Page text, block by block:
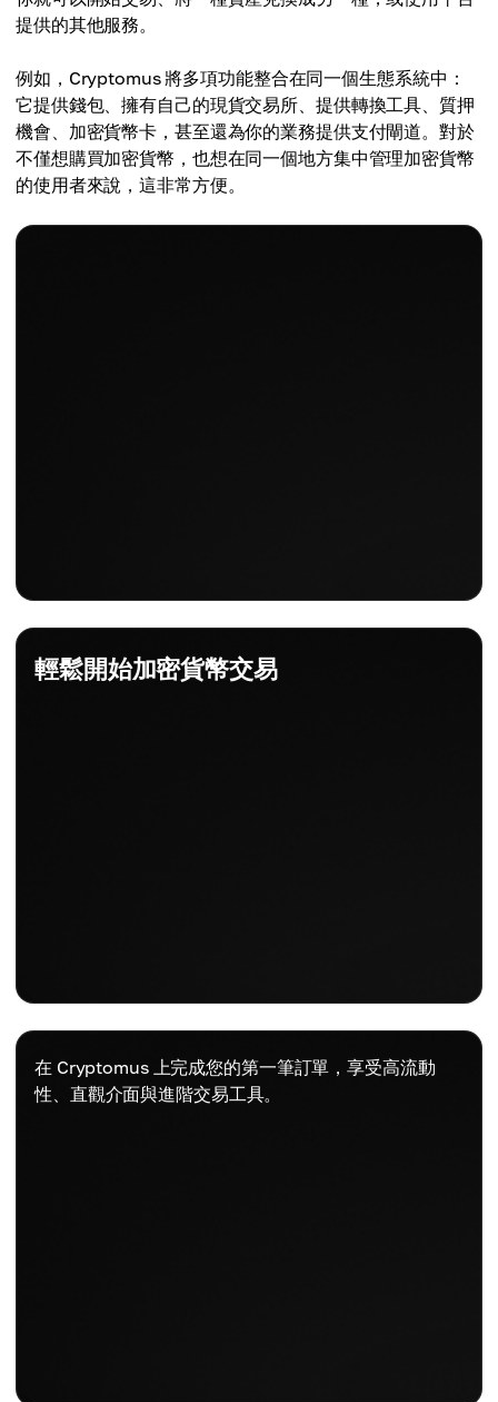
提供的其他服務。
例如，Cryptomus 將多項功能整合在同一個生態系統中：
它提供錢包、擁有自己的現貨交易所、提供轉換工具、質押
機會、加密貨幣卡，甚至還為你的業務提供支付閘道。對於
不僅想購買加密貨幣，也想在同一個地方集中管理加密貨幣
的使用者來說，這非常方便。
輕鬆開始加密貨幣交易
在 Cryptomus 上完成您的第一筆訂單，享受高流動
性、直觀介面與進階交易工具。